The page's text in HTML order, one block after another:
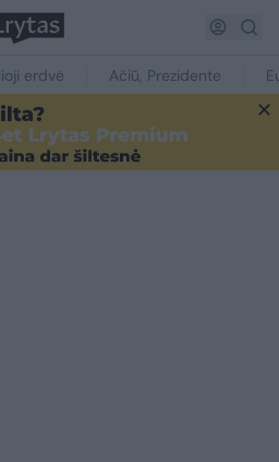
erdvė Ačiū, Prezidente